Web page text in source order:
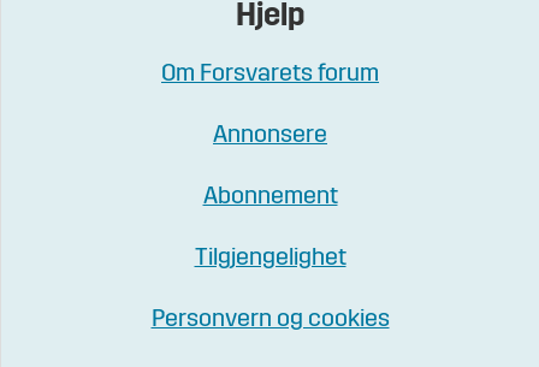
Hjelp
Om Forsvarets forum
Annonsere
Abonnement
Tilgjengelighet
Personvern og cookies